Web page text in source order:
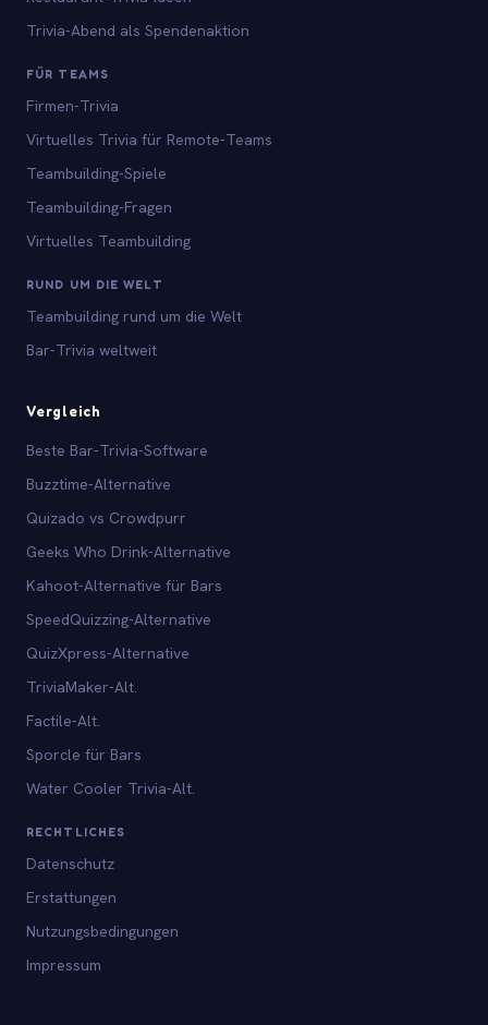
Trivia-Abend als Spendenaktion
FÜR TEAMS
Firmen-Trivia
Virtuelles Trivia für Remote-Teams
Teambuilding-Spiele
Teambuilding-Fragen
Virtuelles Teambuilding
RUND UM DIE WELT
Teambuilding rund um die Welt
Bar-Trivia weltweit
Vergleich
Beste Bar-Trivia-Software
Buzztime-Alternative
Quizado vs Crowdpurr
Geeks Who Drink-Alternative
Kahoot-Alternative für Bars
SpeedQuizzing-Alternative
QuizXpress-Alternative
TriviaMaker-Alt.
Factile-Alt.
Sporcle für Bars
Water Cooler Trivia-Alt.
RECHTLICHES
Datenschutz
Erstattungen
Nutzungsbedingungen
Impressum